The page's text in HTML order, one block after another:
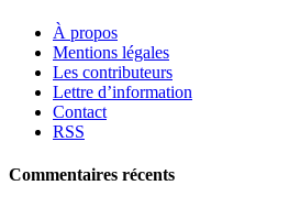
À propos
Mentions légales
Les contributeurs
Lettre d’information
Contact
RSS
Commentaires récents